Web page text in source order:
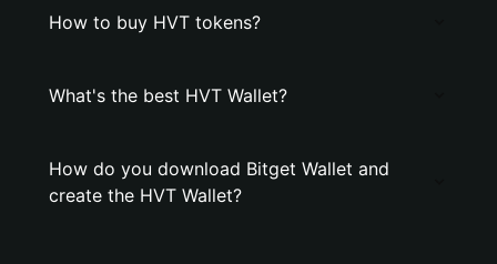
How to buy HVT tokens?
What's the best HVT Wallet?
How do you download Bitget Wallet and
create the HVT Wallet?